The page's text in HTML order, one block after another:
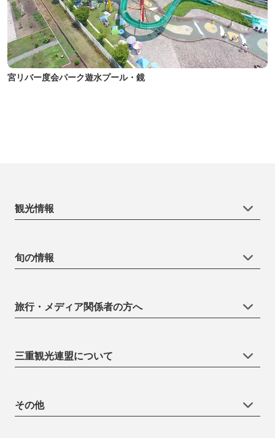
宮リバー度会パーク遊水プール・鏡
観光情報
旬の情報
旅行・メディア関係者の方へ
三重観光連盟について
その他